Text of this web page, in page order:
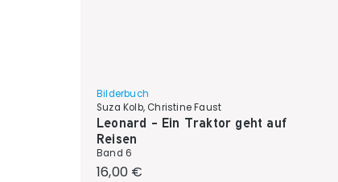
Bilderbuch
Suza Kolb, Christine Faust
Leonard - Ein Traktor geht auf
Reisen
Band 6
Regulärer Preis:
16,00 €